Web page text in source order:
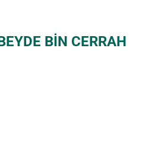
BIN CERRAH